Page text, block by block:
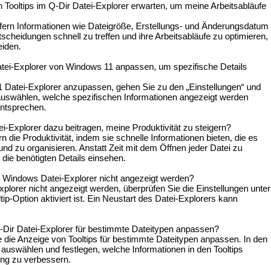
im Q-Dir Datei-Explorer erwarten, um meine Arbeitsabläufe
Informationen wie Dateigröße, Erstellungs- und Änderungsdatum
schnell zu treffen und ihre Arbeitsabläufe zu optimieren,
Explorer von Windows 11 anpassen, um spezifische Details
Explorer anzupassen, gehen Sie zu den „Einstellungen“ und
welche spezifischen Informationen angezeigt werden
Explorer dazu beitragen, meine Produktivität zu steigern?
die Produktivität, indem sie schnelle Informationen bieten, die es
zu organisieren. Anstatt Zeit mit dem Öffnen jeder Datei zu
benötigten Details einsehen.
Datei-Explorer nicht angezeigt werden?
nicht angezeigt werden, überprüfen Sie die Einstellungen unter
Option aktiviert ist. Ein Neustart des Datei-Explorers kann
Datei-Explorer für bestimmte Dateitypen anpassen?
Anzeige von Tooltips für bestimmte Dateitypen anpassen. In den
und festlegen, welche Informationen in den Tooltips
zu verbessern.